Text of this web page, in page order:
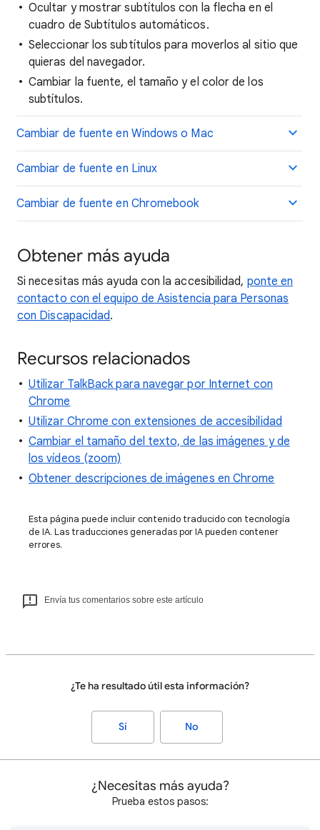
Ocultar y mostrar subtítulos con la flecha en el
cuadro de Subtítulos automáticos.
Seleccionar los subtítulos para moverlos al sitio que
quieras del navegador.
Cambiar la fuente, el tamaño y el color de los
subtítulos.
Cambiar de fuente en Windows o Mac
Cambiar de fuente en Linux
Cambiar de fuente en Chromebook
Obtener más ayuda
Si necesitas más ayuda con la accesibilidad, ponte en
contacto con el equipo de Asistencia para Personas
con Discapacidad.
Recursos relacionados
Utilizar TalkBack para navegar por Internet con
Chrome
Utilizar Chrome con extensiones de accesibilidad
Cambiar el tamaño del texto, de las imágenes y de
los vídeos (zoom)
Obtener descripciones de imágenes en Chrome
Esta página puede incluir contenido traducido con tecnología
de IA. Las traducciones generadas por IA pueden contener
errores.
Envía tus comentarios sobre este artículo
¿Te ha resultado útil esta información?
Sí No
¿Necesitas más ayuda?
Prueba estos pasos: